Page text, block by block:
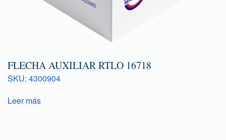
FLECHA AUXILIAR RTLO 16718
SKU: 4300904
Leer más